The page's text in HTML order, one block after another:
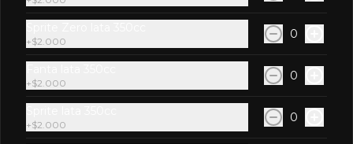
Sake maki
$4.500
+$2.000
0
+$2.000
0
+$2.000
0